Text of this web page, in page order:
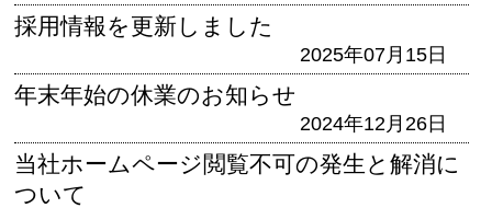
採用情報を更新しました
2025年07月15日
年末年始の休業のお知らせ
2024年12月26日
当社ホームページ閲覧不可の発生と解消に
ついて